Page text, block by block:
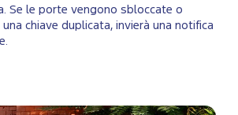
Se le porte vengono sbloccate o
chiave duplicata, invierà una notifica